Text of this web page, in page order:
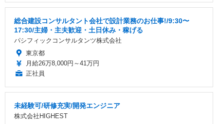
総合建設コンサルタント会社で設計業務のお仕事!/9:30〜
17:30/主婦・主夫歓迎・土日休み・稼げる
パシフィックコンサルタンツ株式会社
東京都
月給26万8,000円～41万円
正社員
未経験可/研修充実/開発エンジニア
株式会社HIGHEST